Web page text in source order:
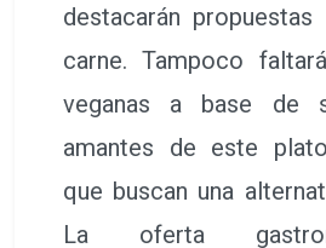
destacarán
carne. Tampoco
veganas a base de
amantes de este
que buscan una
La oferta